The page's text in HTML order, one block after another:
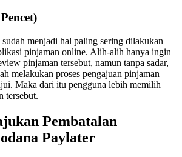
menjadi hal paling sering dilakukan
pinjaman online. Alih-alih hanya ingin
pinjaman tersebut, namun tanpa sadar,
melakukan proses pengajuan pinjaman
Maka dari itu pengguna lebih memilih
tersebut.
Pembatalan
Paylater